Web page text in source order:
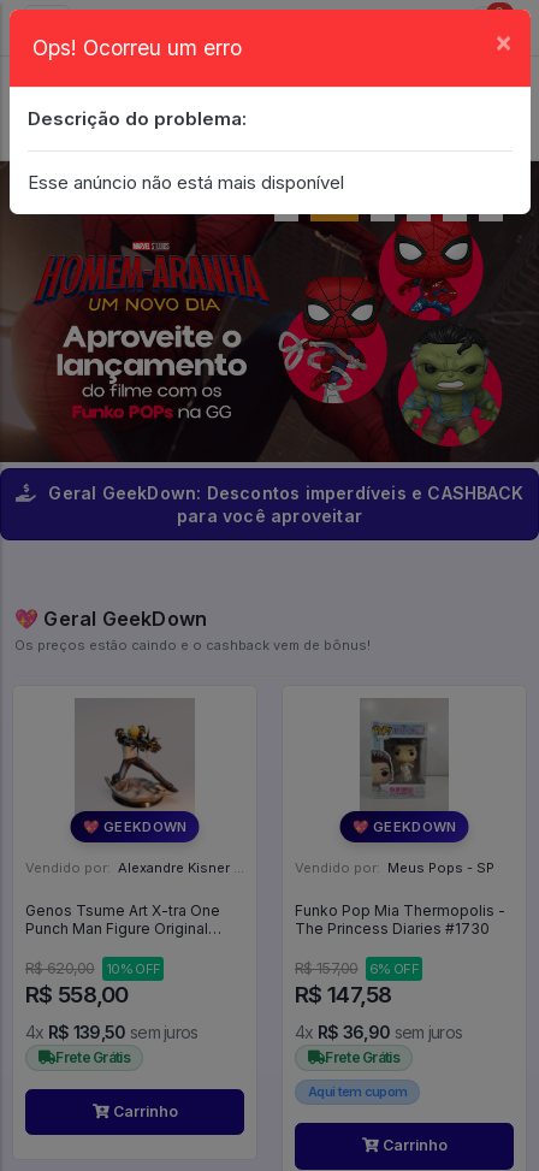
0
Geral GeekDown: Descontos imperdíveis e CASHBACK
para você aproveitar
💖 Geral GeekDown
Os preços estão caindo e o cashback vem de bônus!
💖 GEEKDOWN
Vendido por: Alexandre Kisner - PR
Genos Tsume Art X-tra One
Punch Man Figure Original
R$ 620,00
10% OFF
R$ 558,00
4x R$ 139,50 sem juros
Frete Grátis
Carrinho
💖 GEEKDOWN
Vendido por: Meus Pops - SP
Funko Pop Mia Thermopolis -
The Princess Diaries #1730
R$ 157,00 6% OFF
R$ 147,58
4x R$ 36,90 sem juros
Frete Grátis
Aqui tem cupom
Carrinho
Ops! Ocorreu um erro ×
Descrição do problema:
Esse anúncio não está mais disponível